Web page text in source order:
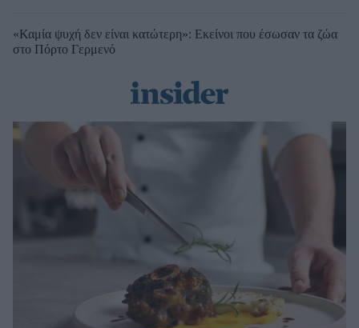
«Καμία ψυχή δεν είναι κατώτερη»: Εκείνοι που έσωσαν τα ζώα
στο Πόρτο Γερμενό